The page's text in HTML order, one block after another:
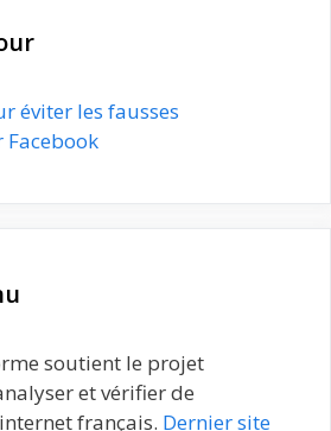
éviter les fausses
soutient le projet
et vérifier de
français. Dernier site